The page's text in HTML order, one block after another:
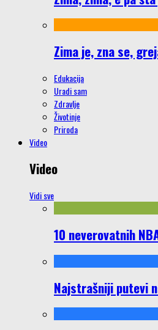
Zima je, zna se,
Edukacija
Uradi sam
Zdravlje
Životinje
Priroda
Video
Video
Vidi sve
10 neverovatnih
Najstrašniji putevi